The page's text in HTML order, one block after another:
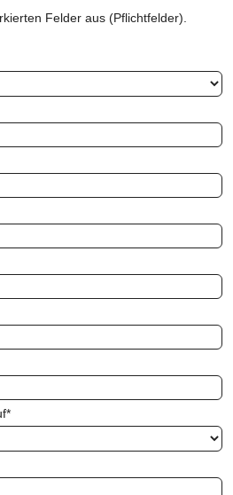
Felder aus (Pflichtfelder).
*